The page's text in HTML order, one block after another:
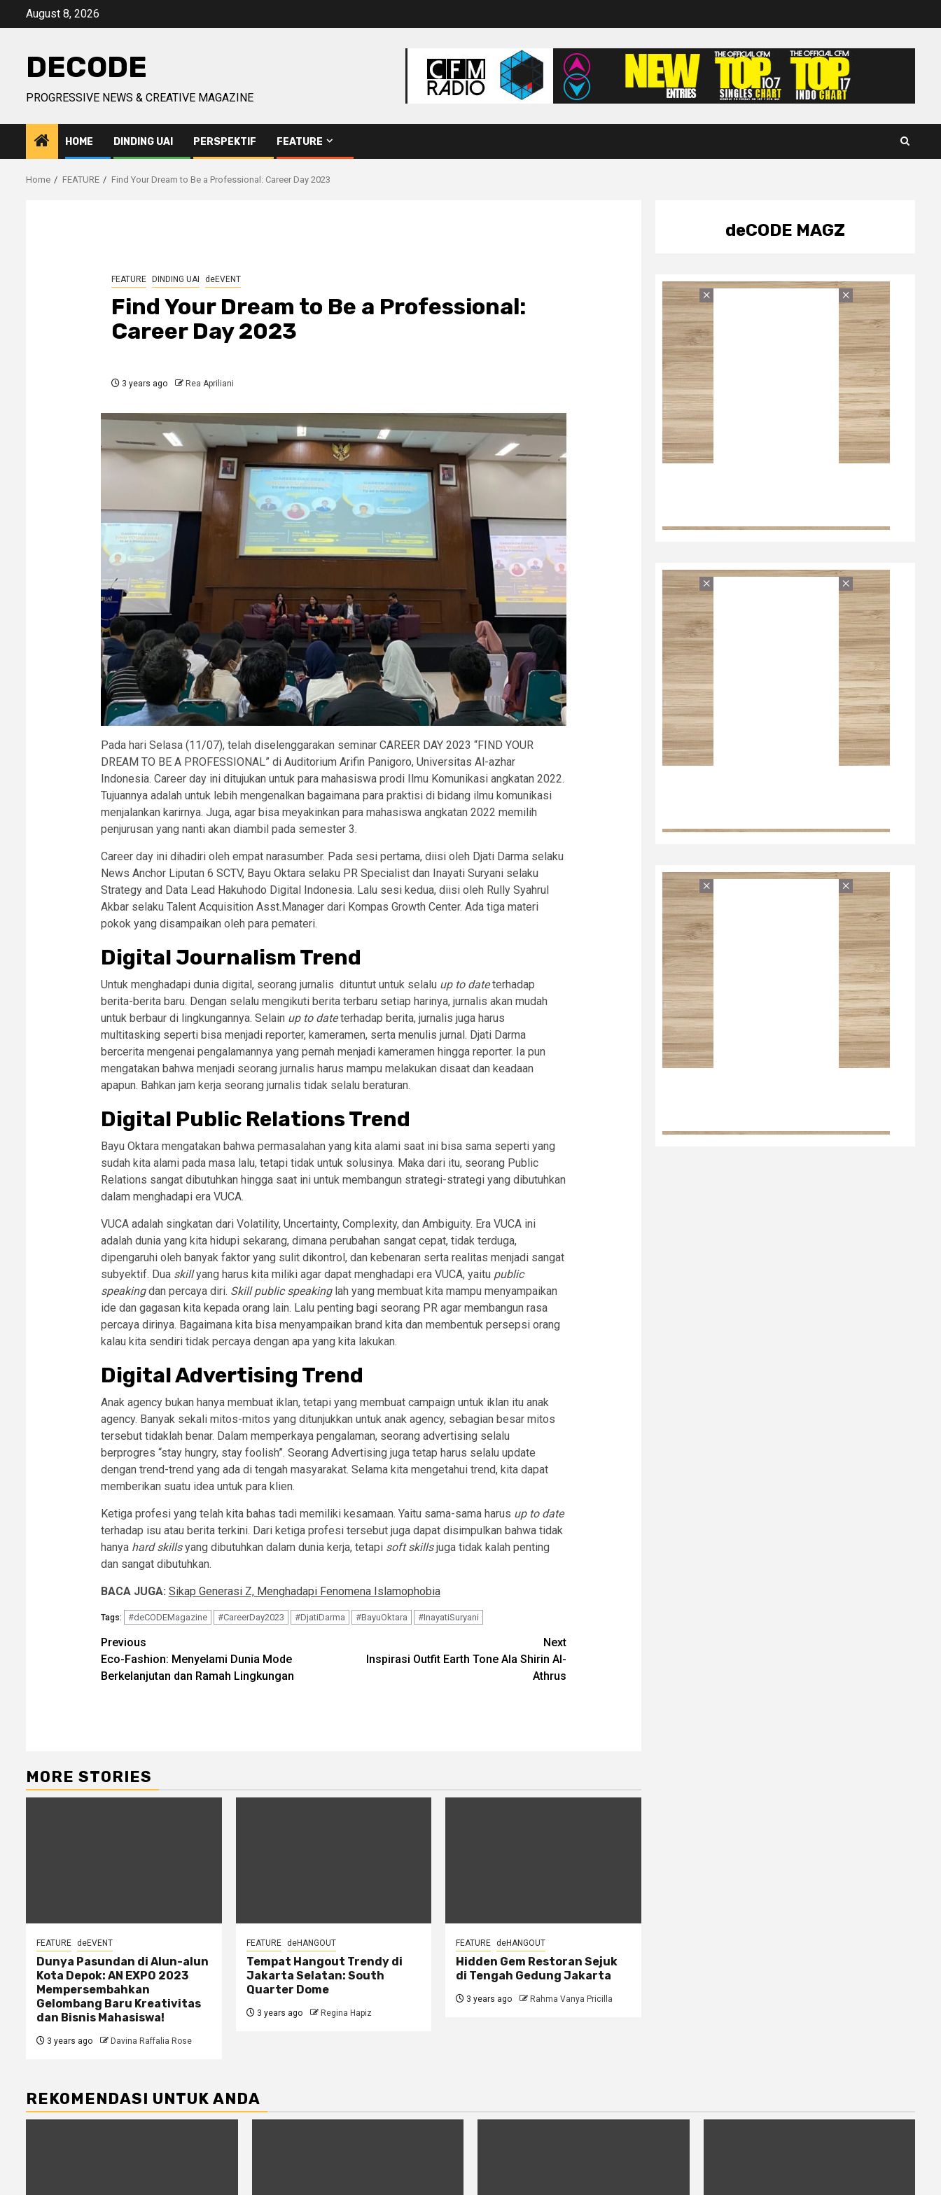
August 8, 2026
DECODE
PROGRESSIVE NEWS & CREATIVE MAGAZINE
HOME DINDING UAI PERSPEKTIF FEATURE
Home FEATURE Find Your Dream to Be a Professional: Career Day 2023
FEATURE DINDING UAI deEVENT
Find Your Dream to Be a Professional:
Career Day 2023
3 years ago Rea Apriliani
Pada hari Selasa (11/07), telah diselenggarakan seminar CAREER DAY 2023 “FIND YOUR
DREAM TO BE A PROFESSIONAL” di Auditorium Arifin Panigoro, Universitas Al-azhar
Indonesia. Career day ini ditujukan untuk para mahasiswa prodi Ilmu Komunikasi angkatan 2022.
Tujuannya adalah untuk lebih mengenalkan bagaimana para praktisi di bidang ilmu komunikasi
menjalankan karirnya. Juga, agar bisa meyakinkan para mahasiswa angkatan 2022 memilih
penjurusan yang nanti akan diambil pada semester 3.
Career day ini dihadiri oleh empat narasumber. Pada sesi pertama, diisi oleh Djati Darma selaku
News Anchor Liputan 6 SCTV, Bayu Oktara selaku PR Specialist dan Inayati Suryani selaku
Strategy and Data Lead Hakuhodo Digital Indonesia. Lalu sesi kedua, diisi oleh Rully Syahrul
Akbar selaku Talent Acquisition Asst.Manager dari Kompas Growth Center. Ada tiga materi
pokok yang disampaikan oleh para pemateri.
Digital Journalism Trend
Untuk menghadapi dunia digital, seorang jurnalis dituntut untuk selalu up to dateterhadap
berita-berita baru. Dengan selalu mengikuti berita terbaru setiap harinya, jurnalis akan mudah
untuk berbaur di lingkungannya. Selain up to dateterhadap berita, jurnalis juga harus
multitasking seperti bisa menjadi reporter, kameramen, serta menulis jurnal. Djati Darma
bercerita mengenai pengalamannya yang pernah menjadi kameramen hingga reporter. Ia pun
mengatakan bahwa menjadi seorang jurnalis harus mampu melakukan disaat dan keadaan
apapun. Bahkan jam kerja seorang jurnalis tidak selalu beraturan.
Digital Public Relations Trend
Bayu Oktara mengatakan bahwa permasalahan yang kita alami saat ini bisa sama seperti yang
sudah kita alami pada masa lalu, tetapi tidak untuk solusinya. Maka dari itu, seorang Public
Relations sangat dibutuhkan hingga saat ini untuk membangun strategi-strategi yang dibutuhkan
dalam menghadapi era VUCA.
VUCA adalah singkatan dari Volatility, Uncertainty, Complexity, dan Ambiguity. Era VUCA ini
adalah dunia yang kita hidupi sekarang, dimana perubahan sangat cepat, tidak terduga,
dipengaruhi oleh banyak faktor yang sulit dikontrol, dan kebenaran serta realitas menjadi sangat
subyektif. Dua skillyang harus kita miliki agar dapat menghadapi era VUCA, yaitu public
speakingdan percaya diri. Skill public speakinglah yang membuat kita mampu menyampaikan
ide dan gagasan kita kepada orang lain. Lalu penting bagi seorang PR agar membangun rasa
percaya dirinya. Bagaimana kita bisa menyampaikan brand kita dan membentuk persepsi orang
kalau kita sendiri tidak percaya dengan apa yang kita lakukan.
Digital Advertising Trend
Anak agency bukan hanya membuat iklan, tetapi yang membuat campaign untuk iklan itu anak
agency. Banyak sekali mitos-mitos yang ditunjukkan untuk anak agency, sebagian besar mitos
tersebut tidaklah benar. Dalam memperkaya pengalaman, seorang advertising selalu
berprogres “stay hungry, stay foolish”. Seorang Advertising juga tetap harus selalu update
dengan trend-trend yang ada di tengah masyarakat. Selama kita mengetahui trend, kita dapat
memberikan suatu idea untuk para klien.
Ketiga profesi yang telah kita bahas tadi memiliki kesamaan. Yaitu sama-sama harus up to date
terhadap isu atau berita terkini. Dari ketiga profesi tersebut juga dapat disimpulkan bahwa tidak
hanya hard skillsyang dibutuhkan dalam dunia kerja, tetapi soft skillsjuga tidak kalah penting
dan sangat dibutuhkan.
BACA JUGA: Sikap Generasi Z, Menghadapi Fenomena Islamophobia
Tags: #deCODEMagazine #CareerDay2023 #DjatiDarma #BayuOktara #InayatiSuryani
Post
navigation
Previous
Eco-Fashion: Menyelami Dunia Mode
Berkelanjutan dan Ramah Lingkungan
Next
Inspirasi Outfit Earth Tone Ala Shirin Al-
Athrus
MORE STORIES
FEATURE deEVENT
Dunya Pasundan di Alun-alun
Kota Depok: AN EXPO 2023
Mempersembahkan
Gelombang Baru Kreativitas
dan Bisnis Mahasiswa!
3 years ago Davina Raffalia Rose
FEATURE deHANGOUT
Tempat Hangout Trendy di
Jakarta Selatan: South
Quarter Dome
3 years ago Regina Hapiz
FEATURE deHANGOUT
Hidden Gem Restoran Sejuk
di Tengah Gedung Jakarta
3 years ago Rahma Vanya Pricilla
deCODE MAGZ
REKOMENDASI UNTUK ANDA